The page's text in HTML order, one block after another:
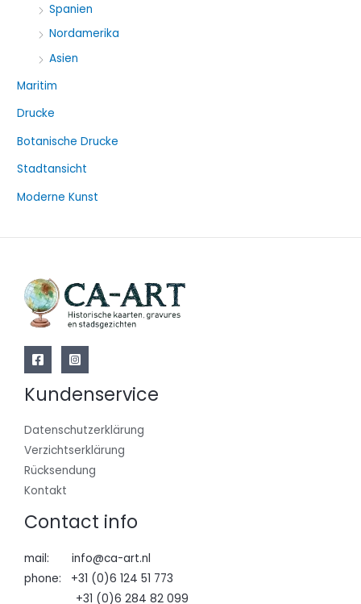
Spanien
Nordamerika
Asien
Maritim
Drucke
Botanische Drucke
Stadtansicht
Moderne Kunst
Kundenservice
Datenschutzerklärung
Verzichtserklärung
Rücksendung
Kontakt
Contact info
mail: info@ca-art.nl
phone: +31 (0)6 124 51 773
+31 (0)6 284 82 099